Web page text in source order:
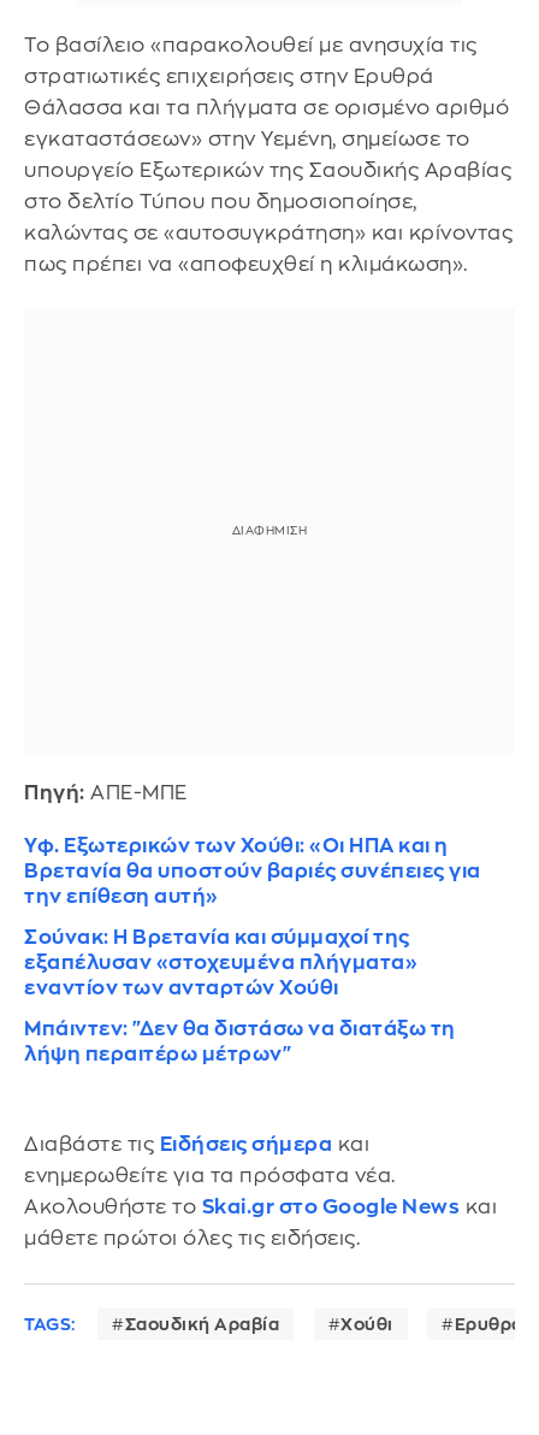
Το βασίλειο «παρακολουθεί με ανησυχία τις
στρατιωτικές επιχειρήσεις στην Ερυθρά
Θάλασσα και τα πλήγματα σε ορισμένο αριθμό
εγκαταστάσεων» στην Υεμένη, σημείωσε το
υπουργείο Εξωτερικών της Σαουδικής Αραβίας
στο δελτίο Τύπου που δημοσιοποίησε,
καλώντας σε «αυτοσυγκράτηση» και κρίνοντας
πως πρέπει να «αποφευχθεί η κλιμάκωση».
Πηγή: ΑΠΕ-ΜΠΕ
Υφ. Εξωτερικών των Χούθι: «Οι ΗΠΑ και η
Βρετανία θα υποστούν βαριές συνέπειες για
την επίθεση αυτή»
Σούνακ: Η Βρετανία και σύμμαχοί της
εξαπέλυσαν «στοχευμένα πλήγματα»
εναντίον των ανταρτών Χούθι
Μπάιντεν: "Δεν θα διστάσω να διατάξω τη
λήψη περαιτέρω μέτρων"
Διαβάστε τις Ειδήσεις σήμερα και
ενημερωθείτε για τα πρόσφατα νέα.
Ακολουθήστε το Skai.gr στο Google News και
μάθετε πρώτοι όλες τις ειδήσεις.
TAGS: Σαουδική Αραβία Χούθι Ερυθρά